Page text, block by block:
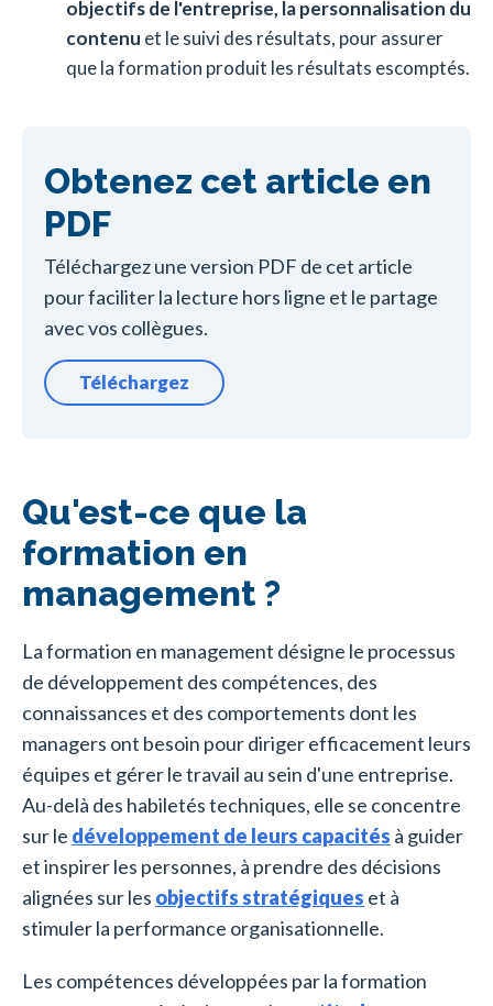
objectifs de l'entreprise, la personnalisation du
contenu et le suivi des résultats, pour assurer
que la formation produit les résultats escomptés.
Obtenez cet article en
PDF
Téléchargez une version PDF de cet article
pour faciliter la lecture hors ligne et le partage
avec vos collègues.
Téléchargez
Qu'est-ce que la
formation en
management ?
La formation en management désigne le processus
de développement des compétences, des
connaissances et des comportements dont les
managers ont besoin pour diriger efficacement leurs
équipes et gérer le travail au sein d'une entreprise.
Au-delà des habiletés techniques, elle se concentre
sur le développement de leurs capacités à guider
et inspirer les personnes, à prendre des décisions
alignées sur les objectifs stratégiques et à
stimuler la performance organisationnelle.
Les compétences développées par la formation